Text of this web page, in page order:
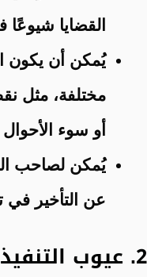
القضايا
يُمكن أن يكون
مختلفة، مثل
أو سوء
يُمكن لصاحب
عن التأخير
2. عيوب التنفيذ: